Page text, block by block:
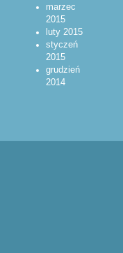
marzec
2015
luty 2015
styczeń
2015
grudzień
2014